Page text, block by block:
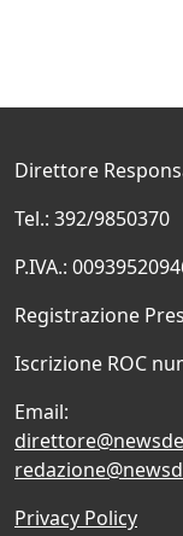
Direttore
Tel.: 392/9850370
P.IVA.:
Registrazione
Iscrizione ROC
Email:
Privacy Policy